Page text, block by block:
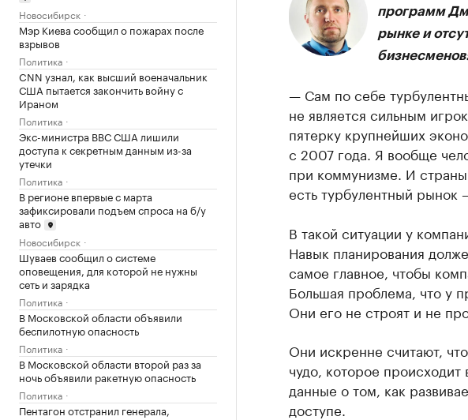
Новосибирск
Мэр Киева сообщил о пожарах после
взрывов
Политика
CNN узнал, как высший военачальник
США пытается закончить войну с
Ираном
Политика
Экс-министра ВВС США лишили
доступа к секретным данным из-за
утечки
Политика
В регионе впервые с марта
зафиксировали подъем спроса на б/у
авто
Новосибирск
Шуваев сообщил о системе
оповещения, для которой не нужны
сеть и зарядка
Политика
В Московской области объявили
беспилотную опасность
Политика
В Московской области второй раз за
ночь объявили ракетную опасность
Политика
Пентагон отстранил генерала,
программ
рынке и
— Сам по себе
не является сильным
пятерку крупнейших
с 2007 года. Я вообще
при коммунизме. И
есть турбулентный рынок
В такой ситуации у
Навык планирования
самое главное, чтобы
Большая проблема, что у
Они его не строят и не
Они искренне считают,
чудо, которое
данные о том, как
доступе.